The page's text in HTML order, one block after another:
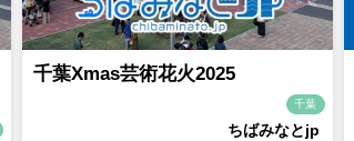
千葉Xmas芸術花火2025
千葉
ちばみなとjp